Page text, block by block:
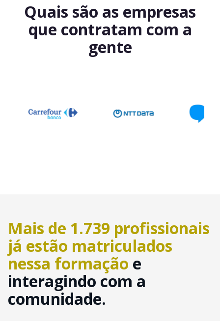
Quais são as empresas
que contratam com a
gente
Mais de 1.739 profissionais
já estão matriculados
nessa formação e
interagindo com a
comunidade.